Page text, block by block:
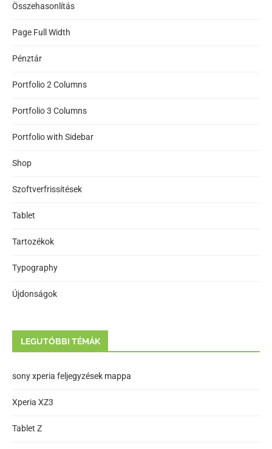
Összehasonlítás
Page Full Width
Pénztár
Portfolio 2 Columns
Portfolio 3 Columns
Portfolio with Sidebar
Shop
Szoftverfrissítések
Tablet
Tartozékok
Typography
Újdonságok
LEGUTÓBBI TÉMÁK
sony xperia feljegyzések mappa
Xperia XZ3
Tablet Z